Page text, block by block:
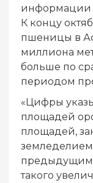
информации
К концу
пшеницы в
миллиона
больше по
периодом
«Цифры
площадей
площадей,
предыдущим
такого